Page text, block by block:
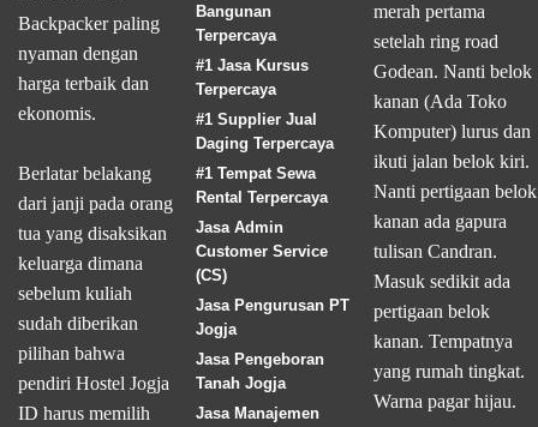
Backpacker paling
nyaman dengan
harga terbaik dan
ekonomis.
Berlatar belakang
dari janji pada orang
tua yang disaksikan
keluarga dimana
sebelum kuliah
sudah diberikan
pilihan bahwa
pendiri Hostel Jogja
ID harus memilih
Bangunan
Terpercaya
#1 Jasa Kursus
Terpercaya
#1 Supplier Jual
Daging Terpercaya
#1 Tempat Sewa
Rental Terpercaya
Jasa Admin
Customer Service
(CS)
Jasa Pengurusan PT
Jogja
Jasa Pengeboran
Tanah Jogja
Jasa Manajemen
merah pertama
setelah ring road
Godean. Nanti belok
kanan (Ada Toko
Komputer) lurus dan
ikuti jalan belok kiri.
Nanti pertigaan belok
kanan ada gapura
tulisan Candran.
Masuk sedikit ada
pertigaan belok
kanan. Tempatnya
yang rumah tingkat.
Warna pagar hijau.